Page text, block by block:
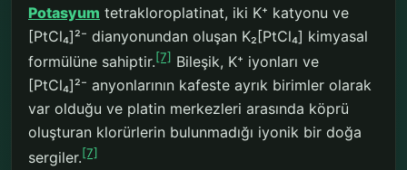
Potasyum tetrakloroplatinat, iki K⁺ katyonu ve
[PtCl₄]²⁻ dianyonundan oluşan K₂[PtCl₄] kimyasal
formülüne sahiptir.[7] Bileşik, K⁺ iyonları ve
[PtCl₄]²⁻ anyonlarının kafeste ayrık birimler olarak
var olduğu ve platin merkezleri arasında köprü
oluşturan klorürlerin bulunmadığı iyonik bir doğa
sergiler.[7]